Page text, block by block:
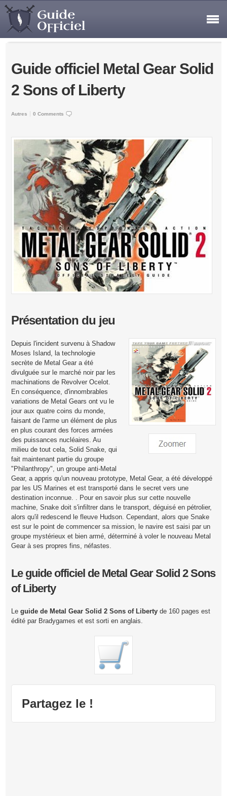
Guide officiel Metal Gear Solid
2 Sons of Liberty
Autres 0 Comments
Présentation du jeu
Depuis l'incident survenu à Shadow
Moses Island, la technologie
secrète de Metal Gear a été
divulguée sur le marché noir par les
machinations de Revolver Ocelot.
En conséquence, d'innombrables
variations de Metal Gears ont vu le
jour aux quatre coins du monde,
faisant de l'arme un élément de plus
en plus courant des forces armées
des puissances nucléaires. Au
milieu de tout cela, Solid Snake, qui
fait maintenant partie du groupe
"Philanthropy", un groupe anti-Metal
Gear, a appris qu'un nouveau prototype, Metal Gear, a été développé
par les US Marines et est transporté dans le secret vers une
destination inconnue. . Pour en savoir plus sur cette nouvelle
machine, Snake doit s'infiltrer dans le transport, déguisé en pétrolier,
alors qu'il redescend le fleuve Hudson. Cependant, alors que Snake
est sur le point de commencer sa mission, le navire est saisi par un
groupe mystérieux et bien armé, déterminé à voler le nouveau Metal
Gear à ses propres fins, néfastes.
Le guide officiel de Metal Gear Solid 2 Sons
of Liberty
Le guide de Metal Gear Solid 2 Sons of Libertyde 160 pages est
édité par Bradygames et est sorti en anglais.
Partagez le !